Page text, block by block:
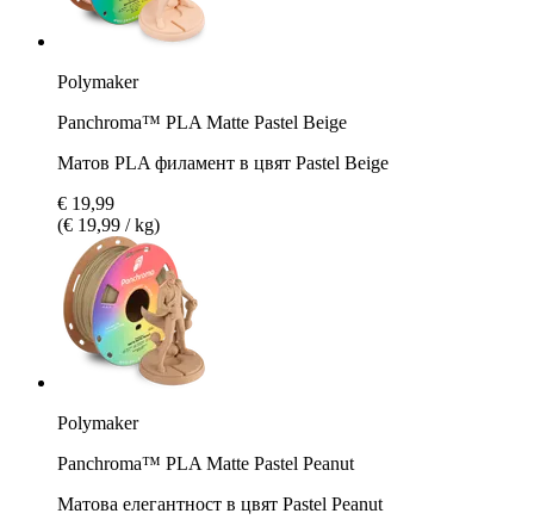
Polymaker
Panchroma™ PLA Matte Pastel Beige
Матов PLA филамент в цвят Pastel Beige
€ 19,99
(€ 19,99 / kg)
Polymaker
Panchroma™ PLA Matte Pastel Peanut
Матова елегантност в цвят Pastel Peanut